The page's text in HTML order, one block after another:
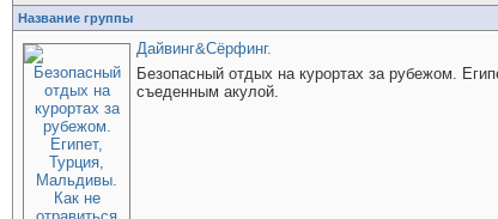
Название группы
Дайвинг&Сёрфинг.
Безопасный отдых на курортах за рубежом.
съеденным акулой.